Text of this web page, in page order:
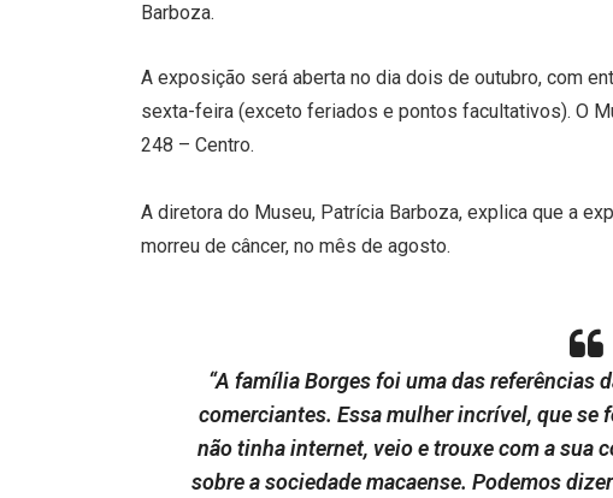
Barboza.
A exposição será aberta no dia dois de outubro, com
sexta-feira (exceto feriados e pontos facultativos). O
248 – Centro.
A diretora do Museu, Patrícia Barboza, explica que a
morreu de câncer, no mês de agosto.
“A família Borges foi uma das referências
comerciantes. Essa mulher incrível, que se
não tinha internet, veio e trouxe com a sua
sobre a sociedade macaense. Podemos